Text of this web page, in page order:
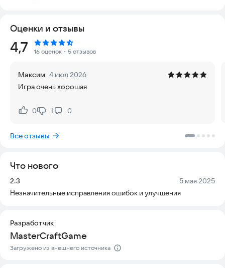
строительства.
MasterCraft Building — это трехмерная игра, где вы можете
разбивать блоки, создавать крутые предметы и возводить
так как монстры будут вторгаться в ваш мир.
мастер-версию для мобильных устройств. Дайте волю
фантазии в бесконечно генерируемом мире и стройте
замки и церкви, исследуйте ремесла и стройте с помощью
монстров, доступных только вам, когда вы исследуете мир
блоков. Занимайтесь охотой и рыбалкой в режиме
режиме, достигайте рекордов и создавайте новую игру
Вам нравится творчество? Вам нравится строительство?
MasterCraft - Block Crafting 2024 — это игра про
Оценки и отзывы
Рейтинг:
4,7 16 оценок ・5 отзывов
Максим 4 июл 2026
Игра очень хорошая
Нравится:
0Не нравится:
1 0
Все отзывы
Что нового
Версия:
2.3 Дата:
5 мая 2025
Незначительные исправления ошибок и улучшения
Разработчик
MasterCraftGame
Загружено из внешнего источника